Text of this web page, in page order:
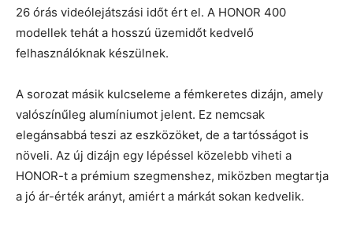
26 órás videólejátszási időt ért el. A HONOR 400
modellek tehát a hosszú üzemidőt kedvelő
felhasználóknak készülnek.
A sorozat másik kulcseleme a fémkeretes dizájn, amely
valószínűleg alumíniumot jelent. Ez nemcsak
elegánsabbá teszi az eszközöket, de a tartósságot is
növeli. Az új dizájn egy lépéssel közelebb viheti a
HONOR-t a prémium szegmenshez, miközben megtartja
a jó ár-érték arányt, amiért a márkát sokan kedvelik.